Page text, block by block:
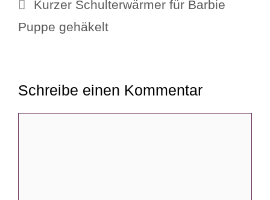
Kurzer Schulterwärmer für Barbie
Puppe gehäkelt
Schreibe einen Kommentar